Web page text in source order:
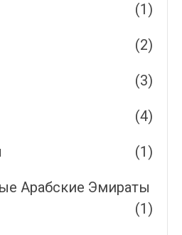
(1)
(2)
(3)
(4)
(1)
Арабские Эмираты
(1)